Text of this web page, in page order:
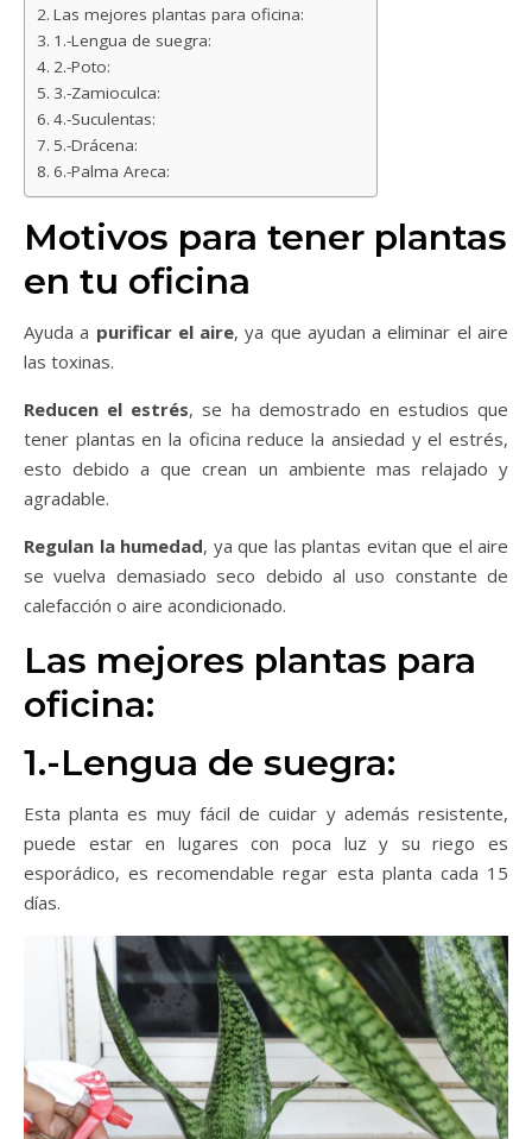
Las mejores plantas para oficina:
1.-Lengua de suegra:
2.-Poto:
3.-Zamioculca:
4.-Suculentas:
5.-Drácena:
6.-Palma Areca:
Motivos para tener plantas
en tu oficina
Ayuda a purificar el aire, ya que ayudan a eliminar el aire
las toxinas.
Reducen el estrés, se ha demostrado en estudios que
tener plantas en la oficina reduce la ansiedad y el estrés,
esto debido a que crean un ambiente mas relajado y
agradable.
Regulan la humedad, ya que las plantas evitan que el aire
se vuelva demasiado seco debido al uso constante de
calefacción o aire acondicionado.
Las mejores plantas para
oficina:
1.-Lengua de suegra:
Esta planta es muy fácil de cuidar y además resistente,
puede estar en lugares con poca luz y su riego es
esporádico, es recomendable regar esta planta cada 15
días.